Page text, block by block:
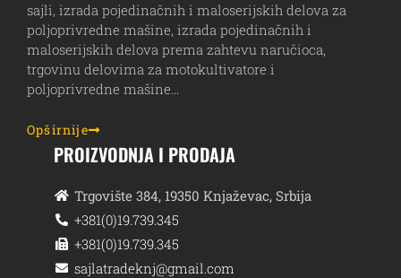
sajli, izrada pojedinačnih i maloserijskih delova za
poljoprivredne mašine, izrada pojedinačnih i
maloserijskih delova prema zahtevu naručioca,
trgovinu delovima za motokultivatore i
poljoprivredne mašine…
Opširnije
PROIZVODNJA I PRODAJA
Trgovište 384, 19350 Knjaževac, Srbija
+381(0)19.739.345
+381(0)19.739.345
sajlatradeknj@gmail.com